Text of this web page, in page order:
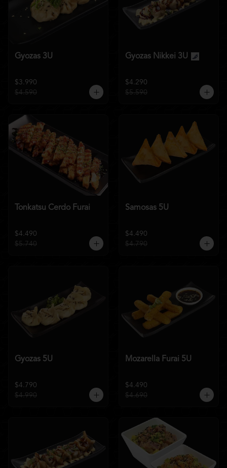
Gyozas 3U
$3.990
$4.590
Gyozas Nikkei 3U
$4.290
$5.590
Tonkatsu Cerdo Furai
$4.490
$5.740
Samosas 5U
$4.490
$4.790
Gyozas 5U
$4.790
$4.990
Mozarella Furai 5U
$4.490
$4.690